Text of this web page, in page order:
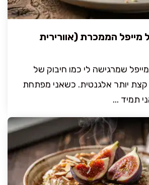
מייפל הממכרת (אוורירית
מייפל שמרגישה לי כמו חיבוק של
יותר אלגנטית. כשאני מפתחת
תמיד ...